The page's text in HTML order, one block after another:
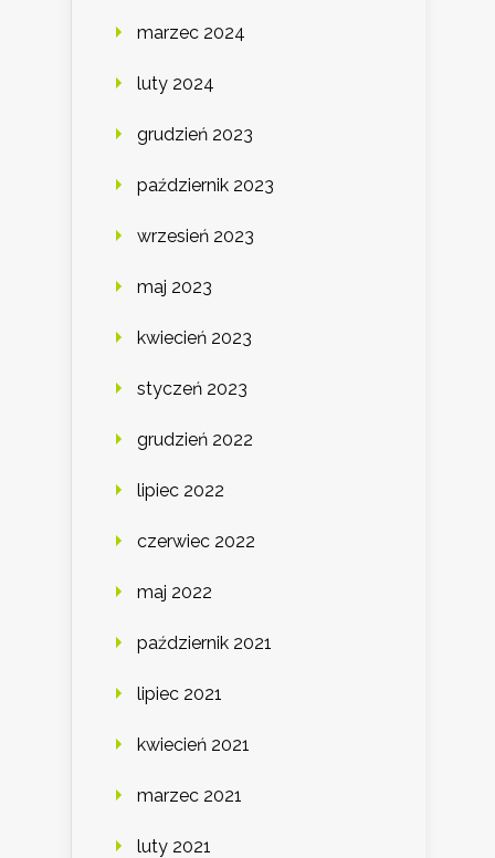
marzec 2024
luty 2024
grudzień 2023
październik 2023
wrzesień 2023
maj 2023
kwiecień 2023
styczeń 2023
grudzień 2022
lipiec 2022
czerwiec 2022
maj 2022
październik 2021
lipiec 2021
kwiecień 2021
marzec 2021
luty 2021